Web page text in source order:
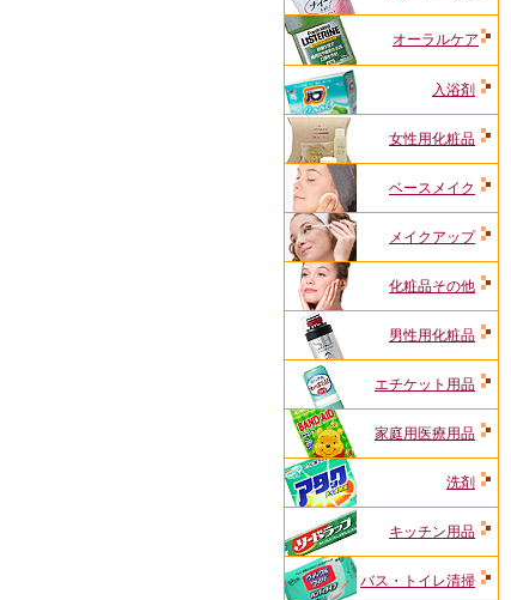
オーラルケア
入浴剤
女性用化粧品
ベースメイク
メイクアップ
化粧品その他
男性用化粧品
エチケット用品
家庭用医療用品
洗剤
キッチン用品
バス・トイレ清掃